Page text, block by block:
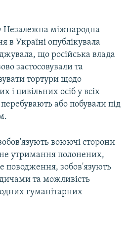
Незалежна міжнародна
в Україні опублікувала
що російська влада
застосовували та
тортури щодо
і цивільних осіб у всіх
або побували під
воюючі сторони
утримання полонених,
поводження, зобов'язують
та можливість
гуманітарних